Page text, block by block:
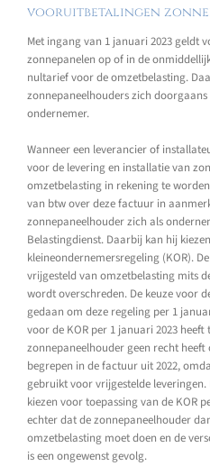
vooruitbetalingen
Met ingang van 1 januari 2023 geldt
zonnepanelen op of in de
nultarief voor de omzetbelasting.
zonnepaneelhouders zich
ondernemer.
Wanneer een leverancier of
voor de levering en installatie van
omzetbelasting in rekening te
van btw over deze factuur in
zonnepaneelhouder zich als
Belastingdienst. Daarbij kan hij
kleineondernemersregeling (KOR).
vrijgesteld van omzetbelasting mits
wordt overschreden. De keuze voor
gedaan om deze regeling per 1
voor de KOR per 1 januari 2023
zonnepaneelhouder geen recht
begrepen in de factuur uit 2022,
gebruikt voor vrijgestelde
kiezen voor toepassing van de KOR
echter dat de zonnepaneelhouder
omzetbelasting moet doen en de
is een ongewenst gevolg.